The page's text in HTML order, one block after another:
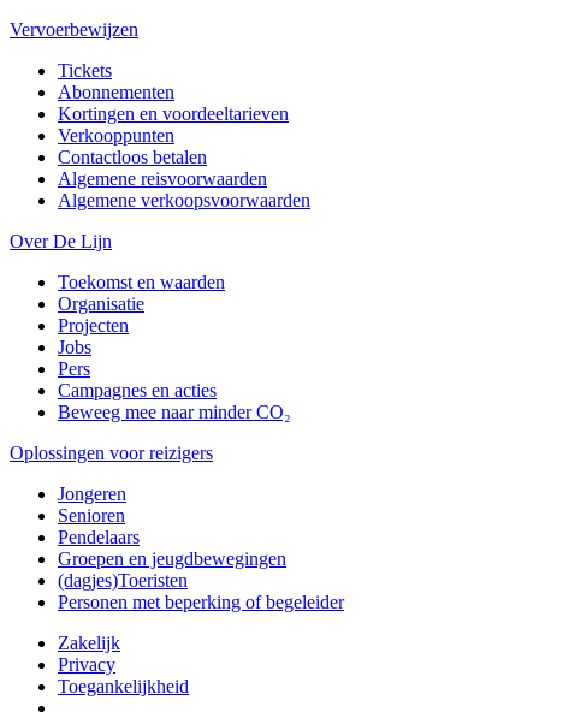
Vervoerbewijzen
Tickets
Abonnementen
Kortingen en voordeeltarieven
Verkooppunten
Contactloos betalen
Algemene reisvoorwaarden
Algemene verkoopsvoorwaarden
Over De Lijn
Toekomst en waarden
Organisatie
Projecten
Jobs
Pers
Campagnes en acties
Beweeg mee naar minder CO₂
Oplossingen voor reizigers
Jongeren
Senioren
Pendelaars
Groepen en jeugdbewegingen
(dagjes)Toeristen
Personen met beperking of begeleider
Zakelijk
Privacy
Toegankelijkheid